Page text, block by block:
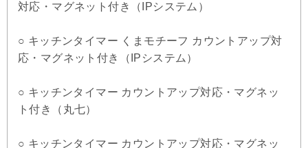
対応・マグネット付き（IPシステム）
○ キッチンタイマー くまモチーフ カウントアップ対
応・マグネット付き（IPシステム）
○ キッチンタイマー カウントアップ対応・マグネッ
ト付き（丸七）
○ キッチンタイマー カウントアップ対応・マグネッ